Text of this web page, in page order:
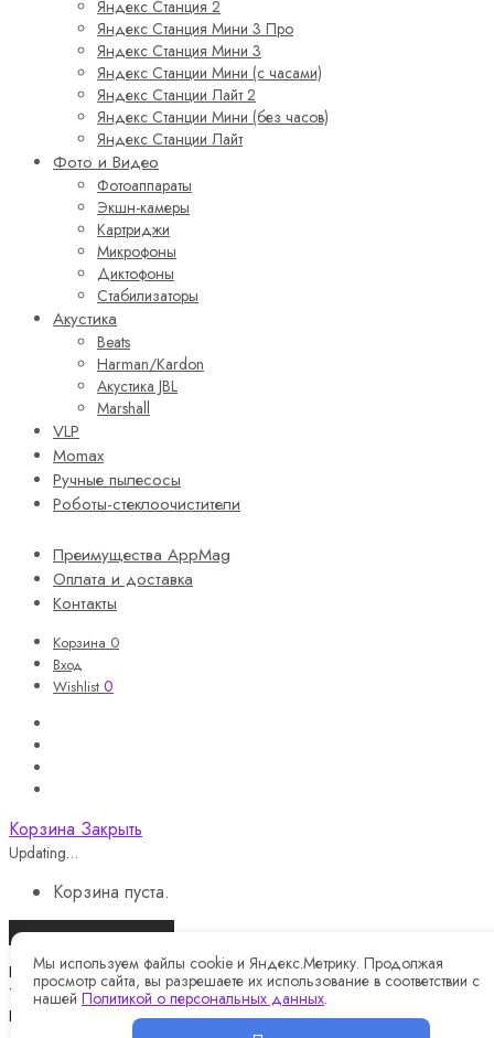
Яндекс Станция 2
Яндекс Станция Мини 3 Про
Яндекс Станция Мини 3
Яндекс Станции Мини (с часами)
Яндекс Станции Лайт 2
Яндекс Станции Мини (без часов)
Яндекс Станции Лайт
Фото и Видео
Фотоаппараты
Экшн-камеры
Картриджи
Микрофоны
Диктофоны
Стабилизаторы
Акустика
Beats
Harman/Kardon
Акустика JBL
Marshall
VLP
Momax
Ручные пылесосы
Роботы-стеклоочистители
Преимущества AppMag
Оплата и доставка
Контакты
Корзина 0
Вход
Wishlist 0
Корзина Закрыть
Updating…
Корзина пуста.
Продолжить покупки
Назад
Telegram
Instagram
Мы используем файлы cookie и Яндекс.Метрику. Продолжая
просмотр сайта, вы разрешаете их использование в соответствии с
нашей Политикой о персональных данных.